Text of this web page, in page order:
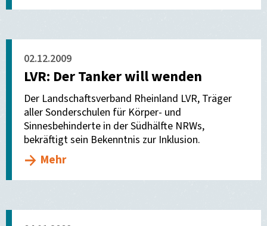
02.12.2009
LVR: Der Tanker will wenden
Der Landschaftsverband Rheinland LVR, Träger
aller Sonderschulen für Körper- und
Sinnesbehinderte in der Südhälfte NRWs,
bekräftigt sein Bekenntnis zur Inklusion.
Mehr